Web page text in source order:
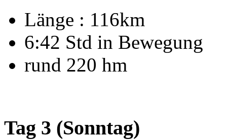
Länge : 116km
6:42 Std in Bewegung
rund 220 hm
Tag 3 (Sonntag)